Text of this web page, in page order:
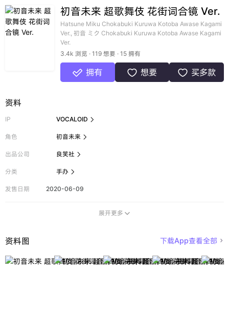
初音未来 超歌舞伎 花街词合镜 Ver.
Hatsune Miku Chokabuki Kuruwa Kotoba Awase Kagami
Ver., 初音 ミク Chokabuki Kuruwa Kotoba Awase Kagami
Ver.
3.4k 浏览 · 119 想要 · 15 拥有
 拥有  想要  买多款
资料
IP VOCALOID 
角色 初音未来 
出品公司 良笑社 
分类 手办 
发售日期 2020-06-09
展开更多 
资料图 下载App查看全部 